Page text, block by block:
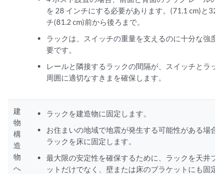
を 28 インチにする必要があります。(71.1 cm)と32
チ(81.2 cm)前から後ろまで。
ラックは、スイッチの重量を支えるのに十分な強度
要です。
レールと隣接するラックの間隔が、スイッチとラッ
周囲に適切なすきまを確保します。
建
物
構
造
物
へ
ラックを建造物に固定します。
お住まいの地域で地震が発生する可能性がある場合
ラックを床に固定します。
最大限の安定性を確保するために、ラックを天井ブ
ットだけでなく、壁または床のブラケットにも固定